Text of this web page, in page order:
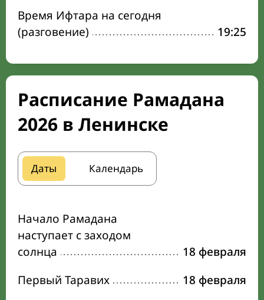
Время Ифтара на сегодня
(разговение)
19:25
Расписание Рамадана
2026 в Ленинске
Даты Календарь
Начало Рамадана
наступает с заходом
солнца
18 февраля
Первый Таравих
18 февраля